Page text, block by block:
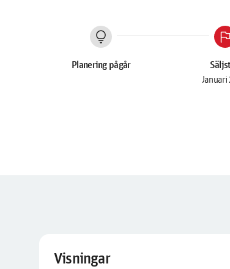
lightbulb
Planering pågår
Visningar